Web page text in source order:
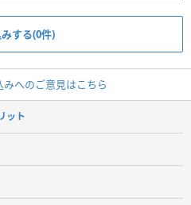
する(0件)
へのご意見はこちら
ット